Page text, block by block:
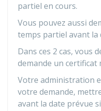
partiel en cours.
Vous pouvez aussi
temps partiel avant la
Dans ces 2 cas, vous
demande un certificat
Votre administration
votre demande,
avant la date prévue